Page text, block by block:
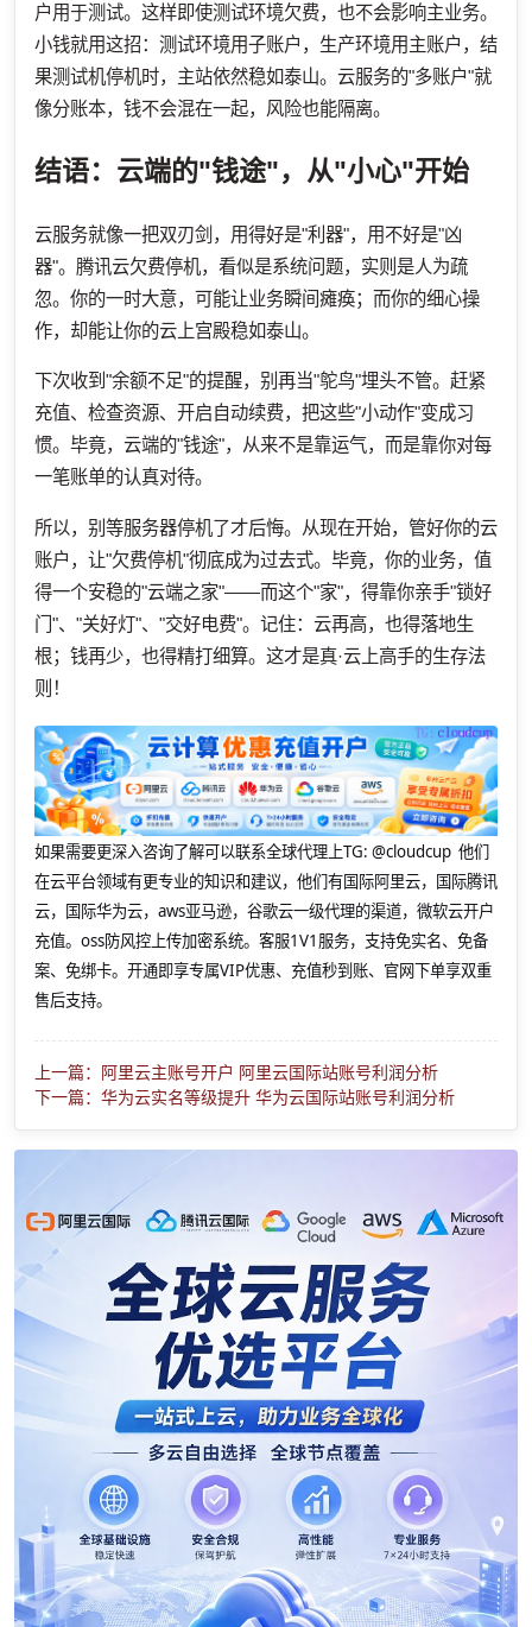
户用于测试。这样即使测试环境欠费，也不会影响主业务。
小钱就用这招：测试环境用子账户，生产环境用主账户，结
果测试机停机时，主站依然稳如泰山。云服务的"多账户"就
像分账本，钱不会混在一起，风险也能隔离。
结语：云端的"钱途"，从"小心"开始
云服务就像一把双刃剑，用得好是"利器"，用不好是"凶
器"。腾讯云欠费停机，看似是系统问题，实则是人为疏
忽。你的一时大意，可能让业务瞬间瘫痪；而你的细心操
作，却能让你的云上宫殿稳如泰山。
下次收到"余额不足"的提醒，别再当"鸵鸟"埋头不管。赶紧
充值、检查资源、开启自动续费，把这些"小动作"变成习
惯。毕竟，云端的"钱途"，从来不是靠运气，而是靠你对每
一笔账单的认真对待。
所以，别等服务器停机了才后悔。从现在开始，管好你的云
账户，让"欠费停机"彻底成为过去式。毕竟，你的业务，值
得一个安稳的"云端之家"——而这个"家"，得靠你亲手"锁好
门"、"关好灯"、"交好电费"。记住：云再高，也得落地生
根；钱再少，也得精打细算。这才是真·云上高手的生存法
则！
如果需要更深入咨询了解可以联系全球代理上TG: @cloudcup 他们
在云平台领域有更专业的知识和建议，他们有国际阿里云，国际腾讯
云，国际华为云，aws亚马逊，谷歌云一级代理的渠道，微软云开户
充值。oss防风控上传加密系统。客服1V1服务，支持免实名、免备
案、免绑卡。开通即享专属VIP优惠、充值秒到账、官网下单享双重
售后支持。
上一篇：阿里云主账号开户 阿里云国际站账号利润分析
下一篇：华为云实名等级提升 华为云国际站账号利润分析